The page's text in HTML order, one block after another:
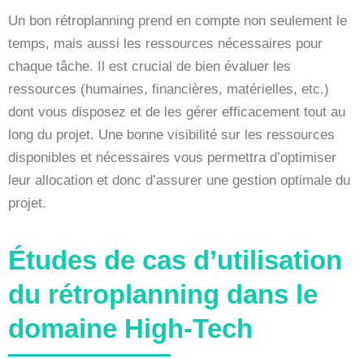
Un bon rétroplanning prend en compte non seulement le
temps, mais aussi les ressources nécessaires pour
chaque tâche. Il est crucial de bien évaluer les
ressources (humaines, financières, matérielles, etc.)
dont vous disposez et de les gérer efficacement tout au
long du projet. Une bonne visibilité sur les ressources
disponibles et nécessaires vous permettra d’optimiser
leur allocation et donc d’assurer une gestion optimale du
projet.
Études de cas d’utilisation
du rétroplanning dans le
domaine High-Tech